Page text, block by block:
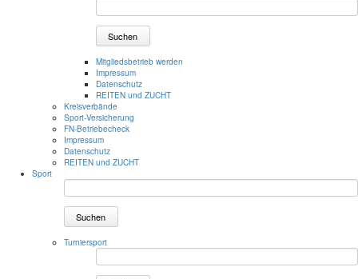
Suchen
Mitgliedsbetrieb werden
Impressum
Datenschutz
REITEN und ZUCHT
Kreisverbände
Sport-Versicherung
FN-Betriebecheck
Impressum
Datenschutz
REITEN und ZUCHT
Sport
Suchen
Turniersport